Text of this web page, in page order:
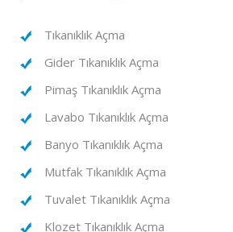
Tıkanıklık Açma
Gider Tıkanıklık Açma
Pimaş Tıkanıklık Açma
Lavabo Tıkanıklık Açma
Banyo Tıkanıklık Açma
Mutfak Tıkanıklık Açma
Tuvalet Tıkanıklık Açma
Klozet Tıkanıklık Açma